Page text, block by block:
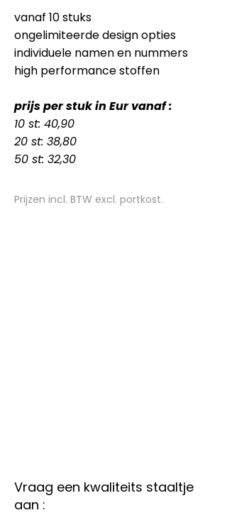
vanaf 10 stuks
ongelimiteerde design opties
individuele namen en nummers
high performance stoffen
prijs per stuk in Eur vanaf :
10 st: 40,90
20 st: 38,80
50 st: 32,30
Prijzen incl. BTW excl. portkost.
Vraag een kwaliteits staaltje
aan :